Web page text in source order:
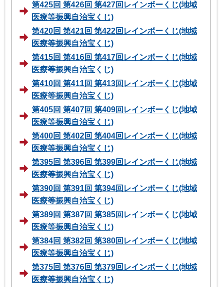
第425回 第426回 第427回レインボーくじ(地域
医療等振興自治宝くじ)
第420回 第421回 第422回レインボーくじ(地域
医療等振興自治宝くじ)
第415回 第416回 第417回レインボーくじ(地域
医療等振興自治宝くじ)
第410回 第411回 第413回レインボーくじ(地域
医療等振興自治宝くじ)
第405回 第407回 第409回レインボーくじ(地域
医療等振興自治宝くじ)
第400回 第402回 第404回レインボーくじ(地域
医療等振興自治宝くじ)
第395回 第396回 第399回レインボーくじ(地域
医療等振興自治宝くじ)
第390回 第391回 第394回レインボーくじ(地域
医療等振興自治宝くじ)
第389回 第387回 第385回レインボーくじ(地域
医療等振興自治宝くじ)
第384回 第382回 第380回レインボーくじ(地域
医療等振興自治宝くじ)
第375回 第376回 第379回レインボーくじ(地域
医療等振興自治宝くじ)